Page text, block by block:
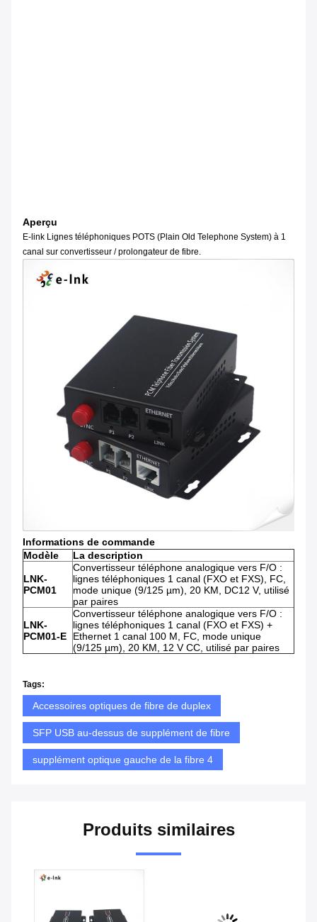
Aperçu
E-link Lignes téléphoniques POTS (Plain Old Telephone System) à 1
canal sur convertisseur / prolongateur de fibre.
Informations de commande
Modèle
La description
LNK-
PCM01
Convertisseur téléphone analogique vers F/O :
lignes téléphoniques 1 canal (FXO et FXS), FC,
mode unique (9/125 µm), 20 KM, DC12 V, utilisé
par paires
LNK-
PCM01-E
Convertisseur téléphone analogique vers F/O :
lignes téléphoniques 1 canal (FXO et FXS) +
Ethernet 1 canal 100 M, FC, mode unique
(9/125 µm), 20 KM, 12 V CC, utilisé par paires
Tags:
Accessoires optiques de fibre de duplex
SFP USB au-dessus de supplément de fibre
supplément optique gauche de la fibre 4
Produits similaires